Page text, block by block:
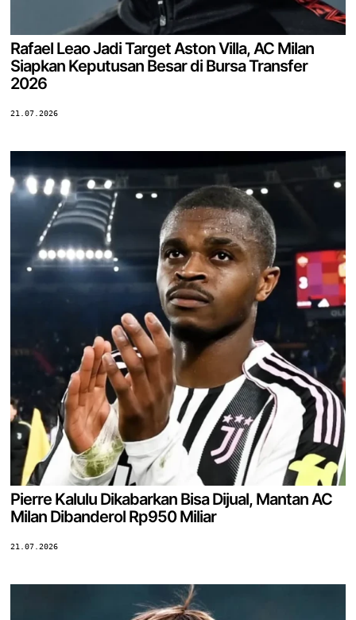
Rafael Leao Jadi Target Aston Villa, AC Milan
Siapkan Keputusan Besar di Bursa Transfer
2026
21.07.2026
Pierre Kalulu Dikabarkan Bisa Dijual, Mantan AC
Milan Dibanderol Rp950 Miliar
21.07.2026